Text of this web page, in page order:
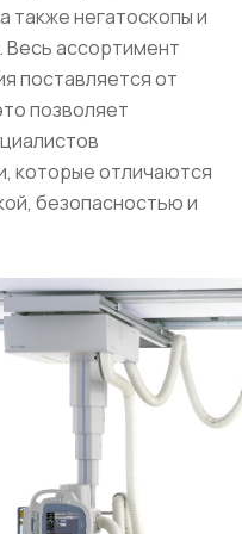
также негатоскопы и
ассортимент
поставляется от
позволяет
которые отличаются
безопасностью и